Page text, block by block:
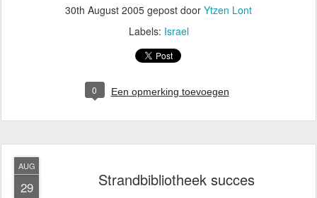
30th August 2005 gepost door Ytzen Lont
Labels: Israel
0 Een opmerking toevoegen
AUG
29 Strandbibliotheek succes